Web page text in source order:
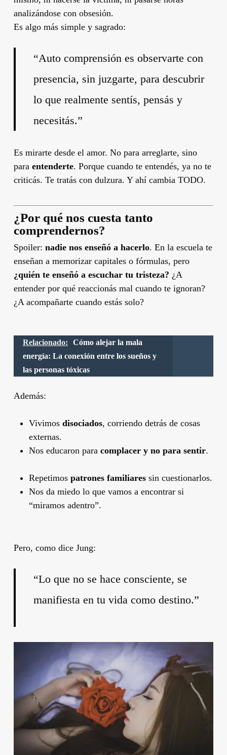
analizándose con obsesión.
Es algo más simple y sagrado:
“Auto comprensión es observarte con
presencia, sin juzgarte, para descubrir
lo que realmente sentís, pensás y
necesitás.”
Es mirarte desde el amor. No para arreglarte, sino
para entenderte. Porque cuando te entendés, ya no te
criticás. Te tratás con dulzura. Y ahí cambia TODO.
¿Por qué nos cuesta tanto
comprendernos?
Spoiler: nadie nos enseñó a hacerlo. En la escuela te
enseñan a memorizar capitales o fórmulas, pero
¿quién te enseñó a escuchar tu tristeza? ¿A
entender por qué reaccionás mal cuando te ignoran?
¿A acompañarte cuando estás solo?
Relacionado:
Cómo alejar la mala
energía: La conexión entre los sueños y
las personas tóxicas
Además:
Vivimos disociados, corriendo detrás de cosas
externas.
Nos educaron para complacer y no para sentir.
Repetimos patrones familiaressin cuestionarlos.
Nos da miedo lo que vamos a encontrar si
“miramos adentro”.
Pero, como dice Jung:
“Lo que no se hace consciente, se
manifiesta en tu vida como destino.”